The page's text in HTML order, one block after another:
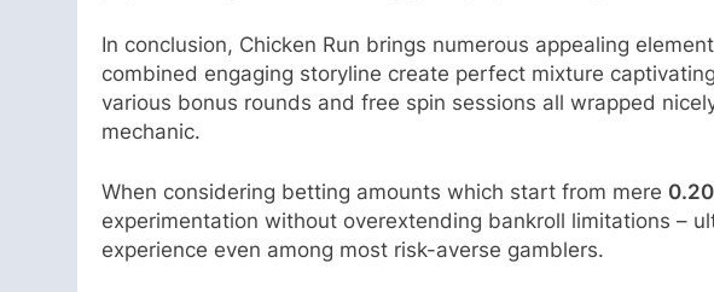
In conclusion, Chicken Run brings numerous appealing
combined engaging storyline create perfect mixture
various bonus rounds and free spin sessions all wrapped
mechanic.
When considering betting amounts which start from mere
experimentation without overextending bankroll limitations –
experience even among most risk-averse gamblers.